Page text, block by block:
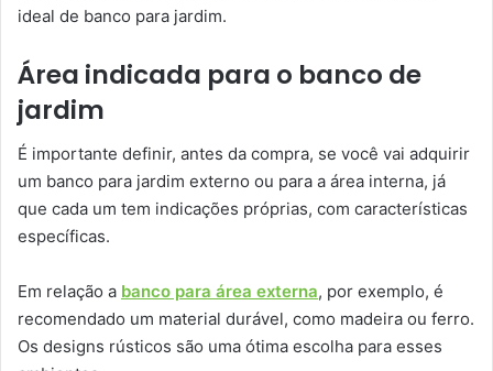
ideal de banco para jardim.
Área indicada para o banco de
jardim
É importante definir, antes da compra, se você vai adquirir
um banco para jardim externo ou para a área interna, já
que cada um tem indicações próprias, com características
específicas.
Em relação a banco para área externa, por exemplo, é
recomendado um material durável, como madeira ou ferro.
Os designs rústicos são uma ótima escolha para esses